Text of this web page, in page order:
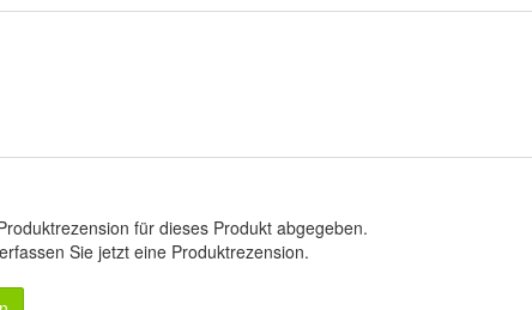
für dieses Produkt abgegeben.
Sie jetzt eine Produktrezension.